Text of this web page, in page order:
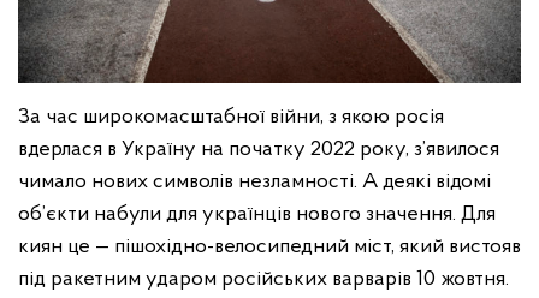
За час широкомасштабної війни, з якою росія
вдерлася в Україну на початку 2022 року, з’явилося
чимало нових символів незламності. А деякі відомі
об’єкти набули для українців нового значення. Для
киян це — пішохідно-велосипедний міст, який вистояв
під ракетним ударом російських варварів 10 жовтня.